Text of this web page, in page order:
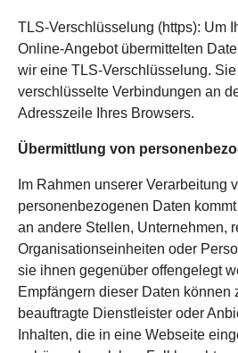
TLS-Verschlüsselung (https): Um
Online-Angebot übermittelten
wir eine TLS-Verschlüsselung.
verschlüsselte Verbindungen an
Adresszeile Ihres Browsers.
Übermittlung von
Im Rahmen unserer Verarbeitung
personenbezogenen Daten
an andere Stellen, Unternehmen,
Organisationseinheiten oder
sie ihnen gegenüber offengelegt
Empfängern dieser Daten können
beauftragte Dienstleister oder
Inhalten, die in eine Webseite